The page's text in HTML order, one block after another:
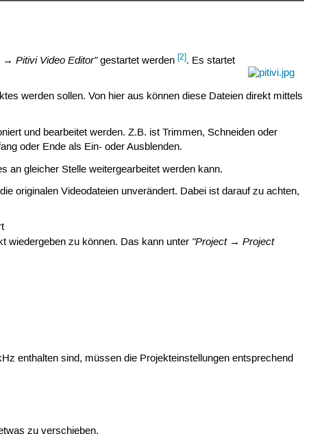
→ Pitivi Video Editor"gestartet werden[2]. Es startet
werden sollen. Von hier aus können diese Dateien direkt mittels
und bearbeitet werden. Z.B. ist Trimmen, Schneiden oder
oder Ende als Ein- oder Ausblenden.
an gleicher Stelle weitergearbeitet werden kann.
originalen Videodateien unverändert. Dabei ist darauf zu achten,
wiedergeben zu können. Das kann unter "Project → Project
enthalten sind, müssen die Projekteinstellungen entsprechend